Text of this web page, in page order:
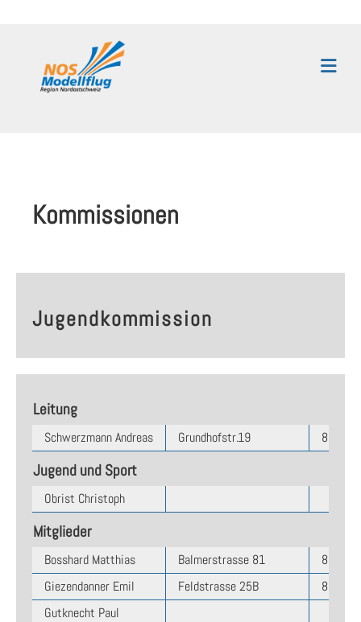
Kommissionen
Jugendkommission
Leitung
Schwerzmann Andreas Grundhofstr.19 8704
Jugend und Sport
Obrist Christoph
Mitglieder
Bosshard Matthias Balmerstrasse 81
8331
Giezendanner Emil
Feldstrasse 25B
8330
Gutknecht Paul